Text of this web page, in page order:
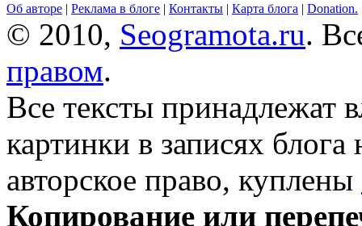
Об авторе | Реклама в блоге | Контакты | Карта блога | Donation.
© 2010, Seogramota.ru.
правом.
Все тексты принадлежат
картинки в записях
авторское право, куплены
Копирование или